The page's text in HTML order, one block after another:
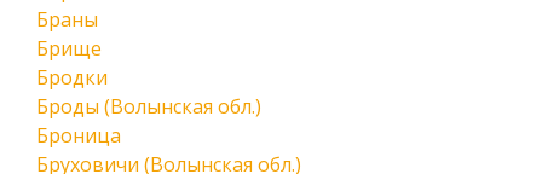
Браны
Брище
Бродки
Броды (Волынская обл.)
Броница
Бруховичи (Волынская обл.)